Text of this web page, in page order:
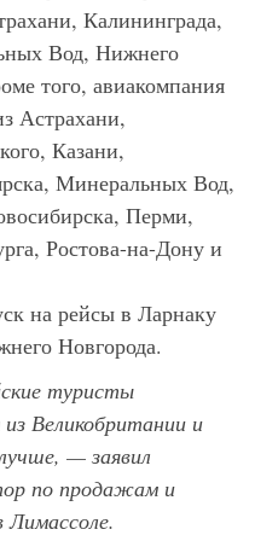
Калининграда,
Вод, Нижнего
того, авиакомпания
Астрахани,
Казани,
Минеральных Вод,
Перми,
Ростова-на-Дону и
на рейсы в Ларнаку
Новгорода.
туристы
Великобритании и
— заявил
по продажам и
Лимассоле.